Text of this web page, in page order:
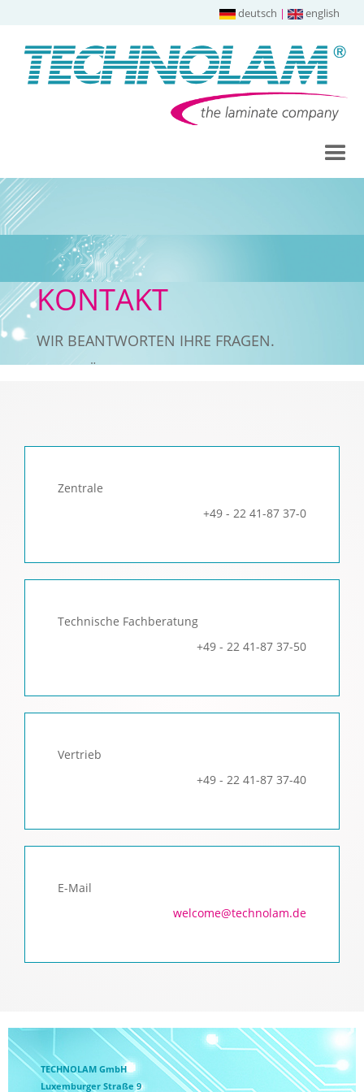
deutsch | english
KONTAKT
WIR BEANTWORTEN IHRE FRAGEN.
ZUVERLÄSSIG & SCHNELL.
Zentrale
+49 - 22 41-87 37-0
Technische Fachberatung
+49 - 22 41-87 37-50
Vertrieb
+49 - 22 41-87 37-40
E-Mail
welcome@technolam.de
TECHNOLAM GmbH
Luxemburger Straße 9